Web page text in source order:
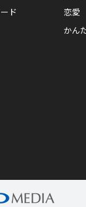
ド
恋愛
かん